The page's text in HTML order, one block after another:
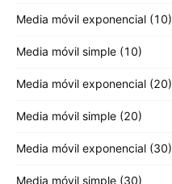
Media móvil exponencial (10)
Media móvil simple (10)
Media móvil exponencial (20)
Media móvil simple (20)
Media móvil exponencial (30)
Media móvil simple (30)